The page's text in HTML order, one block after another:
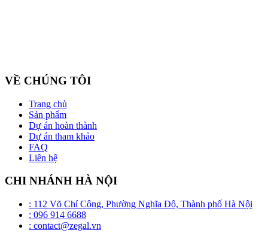
VỀ CHÚNG TÔI
Trang chủ
Sản phẩm
Dự án hoàn thành
Dự án tham khảo
FAQ
Liên hệ
CHI NHÁNH HÀ NỘI
: 112 Võ Chí Công, Phường Nghĩa Đô, Thành phố Hà Nội
: 096 914 6688
: contact@zegal.vn